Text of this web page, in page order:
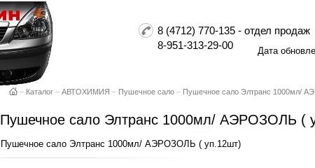
8 (4712) 770-135 - отдел продаж
8-951-313-29-00
Дата
– Каталог – АВТОХИМИЯ – Пушечное сало – Пушечное сало Элтранс 1000мл/
Пушечное сало Элтранс 1000мл/ АЭРОЗОЛЬ (
Пушечное сало Элтранс 1000мл/ АЭРОЗОЛЬ ( уп.12шт)